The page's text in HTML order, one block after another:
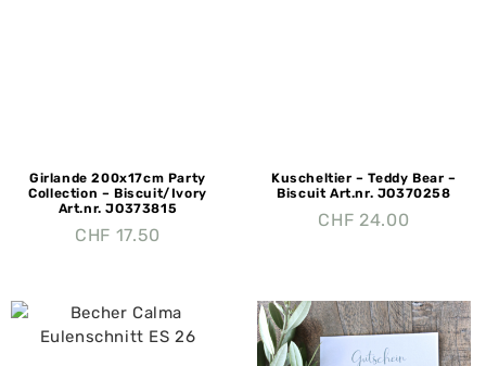
Girlande 200x17cm Party
Collection – Biscuit/Ivory
Art.nr. JO373815
CHF 17.50
Kuscheltier – Teddy Bear –
Biscuit Art.nr. JO370258
CHF 24.00